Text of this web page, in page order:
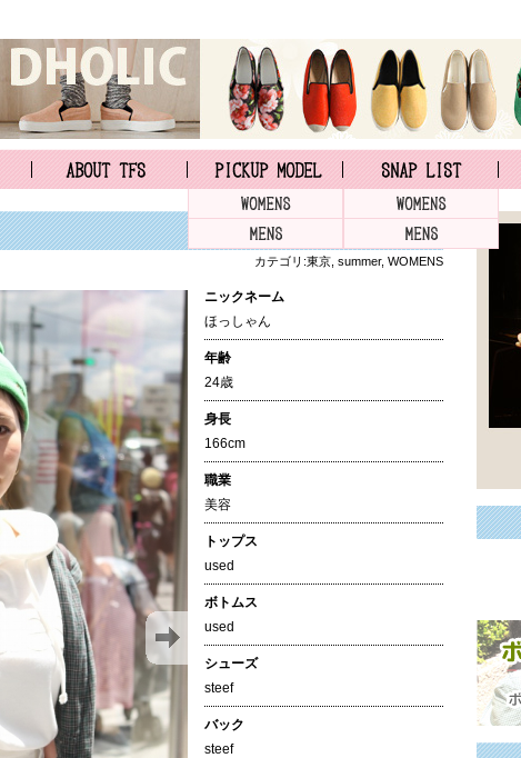
カテゴリ:東京 summer, WOMENS
ニックネーム
ほっしゃん
年齢
24歳
身長
166cm
職業
美容
トップス
used
ボトムス
used
シューズ
steef
バック
steef